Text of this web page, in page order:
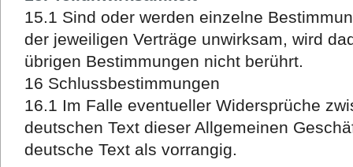
15.1 Sind oder werden einzelne
der jeweiligen Verträge unwirksam, wird
übrigen Bestimmungen nicht berührt.
16 Schlussbestimmungen
16.1 Im Falle eventueller Widersprüche
deutschen Text dieser Allgemeinen
deutsche Text als vorrangig.